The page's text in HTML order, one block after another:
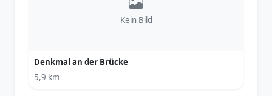
Kein Bild
Denkmal an der Brücke
5,9 km